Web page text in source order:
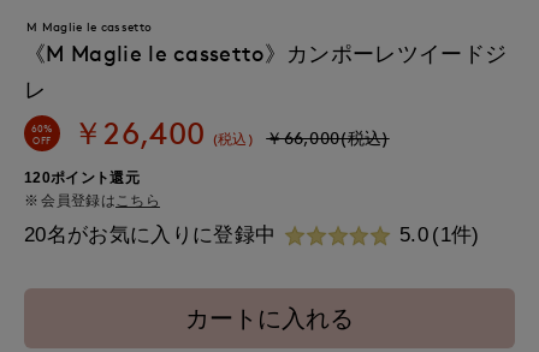
M Maglie le cassetto
《M Maglie le cassetto》カンポーレツイードジ
レ
60%
OFF
￥26,400 (税込) ￥66,000(税込)
120ポイント還元
会員登録は こちら
20名がお気に入りに登録中 5.0 (1件)
カートに入れる